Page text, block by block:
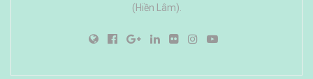
(Hiền Lâm).